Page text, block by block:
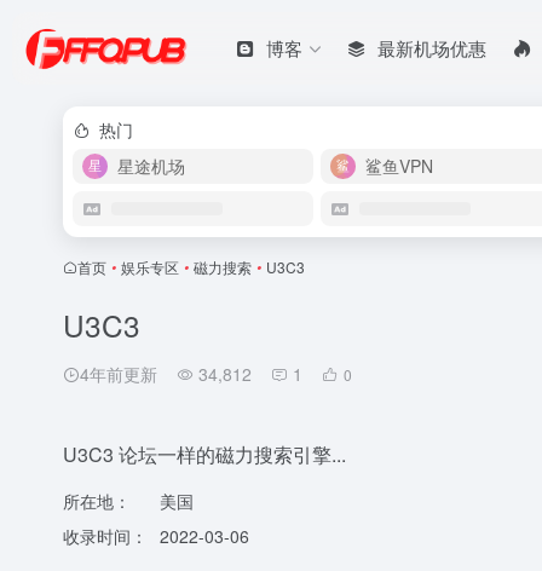
博客 最新机场优惠
热门
星途机场
鲨鱼VPN
首页 • 娱乐专区 • 磁力搜索 • U3C3
U3C3
4年前更新 34,812 1 0
U3C3 论坛一样的磁力搜索引擎...
所在地：
美国
收录时间：
2022-03-06